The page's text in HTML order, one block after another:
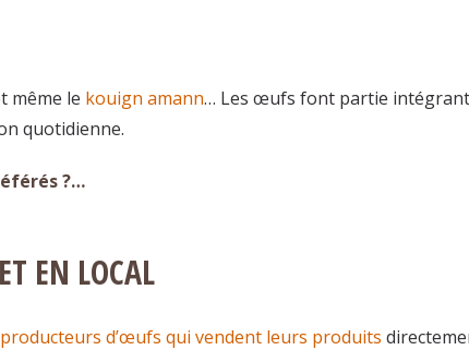
même le kouign amann… Les œufs font partie
quotidienne.
?…
EN LOCAL
producteurs d’œufs qui vendent leurs produits